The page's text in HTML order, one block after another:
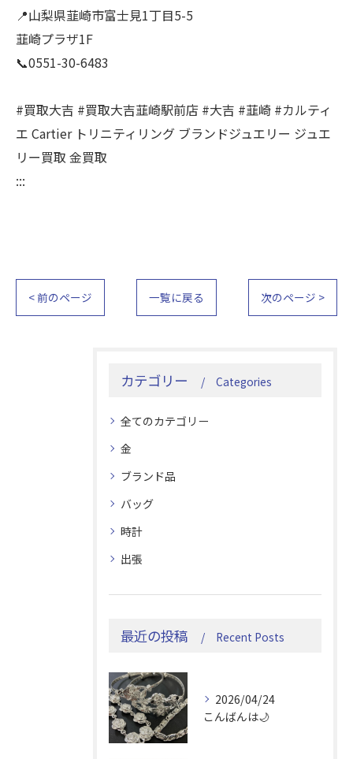
📍山梨県韮崎市富士見1丁目5-5
韮崎プラザ1F
📞0551-30-6483
#買取大吉 #買取大吉韮崎駅前店 #大吉 #韮崎 #カルティ
エ Cartier トリニティリング ブランドジュエリー ジュエ
リー買取 金買取
:::
< 前のページ 一覧に戻る 次のページ >
カテゴリー Categories
全てのカテゴリー
金
ブランド品
バッグ
時計
出張
最近の投稿 Recent Posts
2026/04/24
こんばんは🌙